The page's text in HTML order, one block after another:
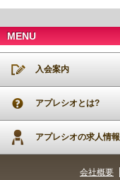
MENU
入会案内
アプレシオとは?
アプレシオの求人情報
会社概要